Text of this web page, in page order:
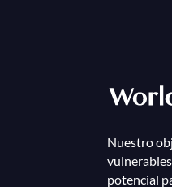
Nuestro
potencial